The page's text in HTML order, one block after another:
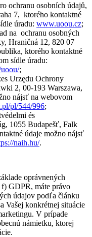
ochranu osobních údajů,
7, ktorého kontaktné
úradu: www.uoou.cz;
na ochranu osobných
Hraničná 12, 820 07
ktorého kontaktné
sídle úradu:
;
Urzędu Ochrony
2, 00-193 Warszawa,
nájsť na webovom
pl/544/996;
és
1055 Budapešť, Falk
údaje možno nájsť
naih.hu/.
oprávnených
GDPR, máte právo
údajov podľa článku
Vašej konkrétnej situácie
V prípade
námietku, ktorej